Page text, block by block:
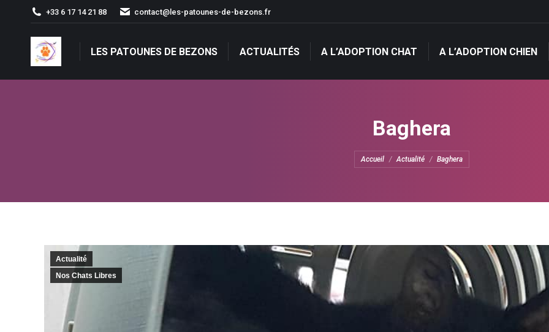
+33 6 17 14 21 88 contact@les-patounes-de-bezons.fr
LES PATOUNES DE BEZONS ACTUALITÉS A L’ADOPTION CHAT A L’ADOPTION CHIEN
Baghera
Vous êtes ici :
Accueil Actualité Baghera
Actualité
Nos Chats Libres